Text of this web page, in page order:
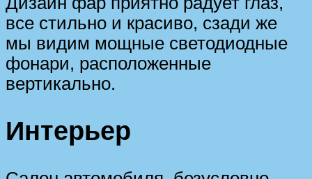
все стильно и красиво, сзади же
мы видим мощные светодиодные
фонари, расположенные
вертикально.
Интерьер